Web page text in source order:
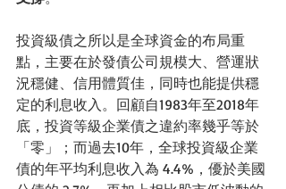
投資級債之所以是全球資金的布局重
點，主要在於發債公司規模大、營運狀
況穩健、信用體質佳，同時也能提供穩
定的利息收入。回顧自1983年至2018年
底，投資等級企業債之違約率幾乎等於
「零」；而過去10年，全球投資級企業
債的年平均利息收入為 4.4%，優於美國